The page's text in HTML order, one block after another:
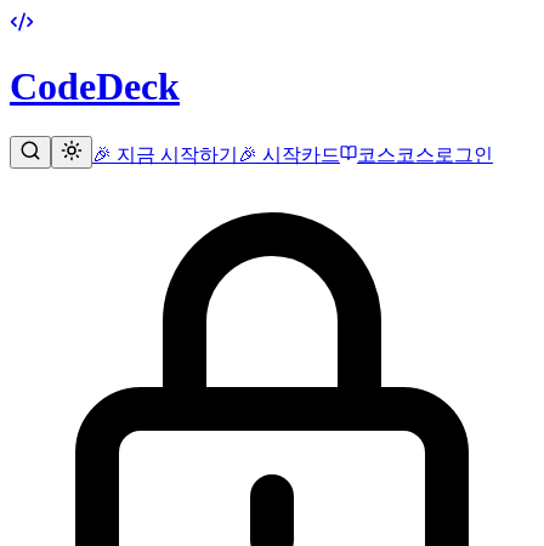
CodeDeck
🎉 지금 시작하기 🎉 시작카드 코스코스로그인